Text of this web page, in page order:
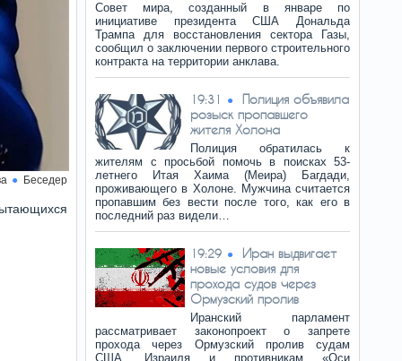
Беседер
Совет мира, созданный в январе по
инициативе президента США Дональда
Трампа для восстановления сектора Газы,
сообщил о заключении первого строительного
контракта на территории анклава.
19:31
Полиция объявила
розыск пропавшего
жителя Холона
Полиция обратилась к
жителям с просьбой помочь в поисках 53-
летнего Итая Хаима (Меира) Багдади,
проживающего в Холоне. Мужчина считается
пропавшим без вести после того, как его в
последний раз видели…
19:29
Иран выдвигает
новые условия для
прохода судов через
Ормузский пролив
Иранский парламент
рассматривает законопроект о запрете
прохода через Ормузский пролив судам
США, Израиля и противникам «Оси